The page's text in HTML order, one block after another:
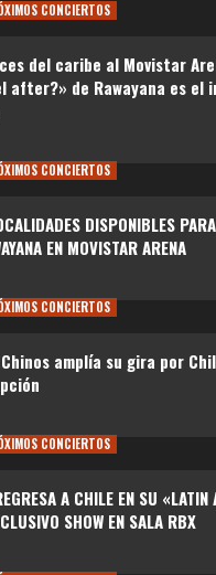
CONCIERTOS
del caribe al Movistar
after?» de Rawayana es el
CONCIERTOS
DISPONIBLES
EN MOVISTAR ARENA
CONCIERTOS
Chinos amplía su gira por
CONCIERTOS
A CHILE EN SU «LATIN
SHOW EN SALA RBX